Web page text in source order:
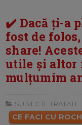
✔️ Dacă ți-a
fost de
share!
utile și altor
mulțumim
SUBIECTE TRATATE:
CE FACI CU